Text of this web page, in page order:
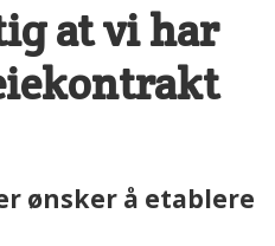
at vi har
ønsker å etablere